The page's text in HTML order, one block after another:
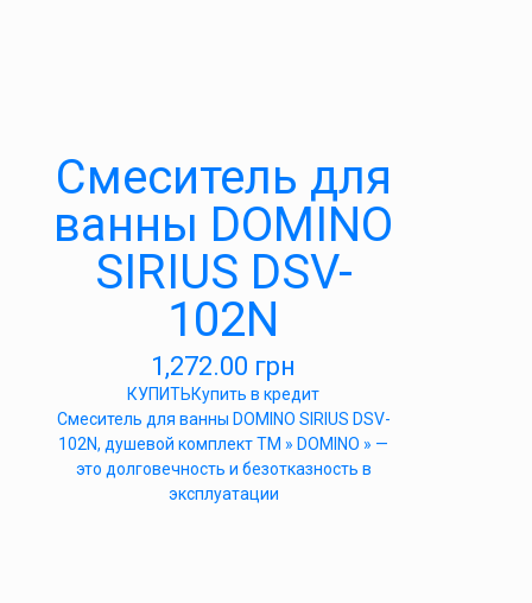
Смеситель для
ванны DOMINO
SIRIUS DSV-
102N
1,272.00 грн
КУПИТЬКупить в кредит
Cмеситель для ванны DOMINO SIRIUS DSV-
102N, душевой комплект ТМ » DOMINO » —
это долговечность и безотказность в
эксплуатации